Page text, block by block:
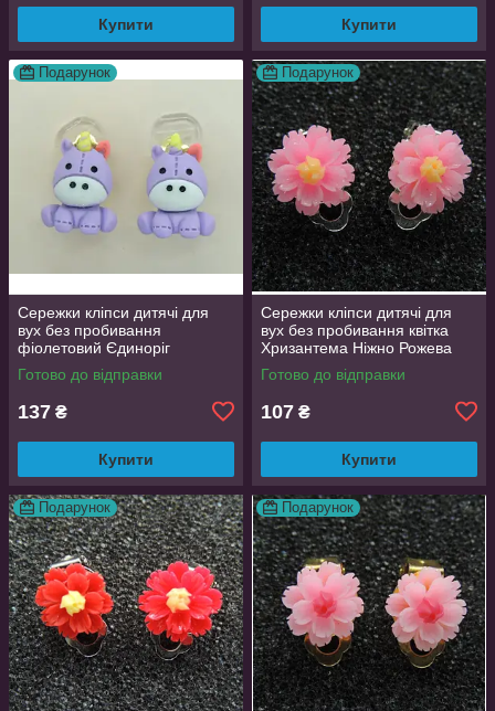
Купити Купити
Подарунок
Сережки кліпси дитячі для
вух без пробивання
фіолетовий Єдиноріг
Готово до відправки
137 ₴
Купити
Подарунок
Сережки кліпси дитячі для
вух без пробивання квітка
Хризантема Ніжно Рожева
Готово до відправки
107 ₴
Купити
Подарунок Подарунок